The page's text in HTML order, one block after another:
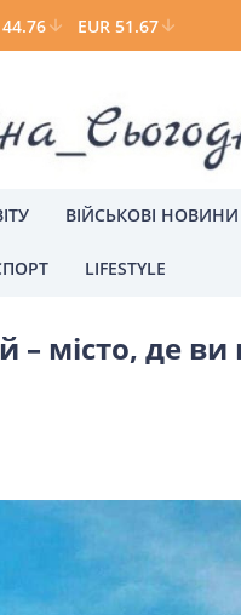
44.76 EUR 51.67
ВІЙСЬКОВІ НОВИНИ
LIFESTYLE
– місто, де